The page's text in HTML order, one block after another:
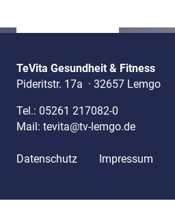
TeVita Gesundheit & Fitness
Pideritstr. 17a · 32657 Lemgo
Tel.: 05261 217082-0
Mail: tevita@tv-lemgo.de
Datenschutz Impressum